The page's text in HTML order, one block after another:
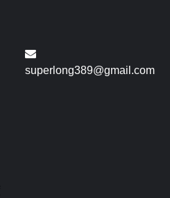
superlong389@gmail.com